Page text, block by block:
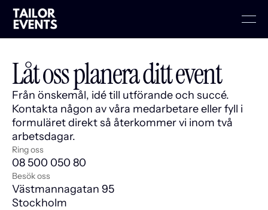
Låt oss planera ditt event
Från önskemål, idé till utförande och succé.
Kontakta någon av våra medarbetare eller fyll i
formuläret direkt så återkommer vi inom två
arbetsdagar.
Ring oss
08 500 050 80
Besök oss
Västmannagatan 95
Stockholm